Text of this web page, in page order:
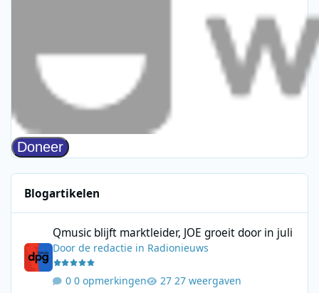
Blogartikelen
Qmusic blijft marktleider, JOE groeit door in juli
Doorde redactie in Radionieuws
0 opmerkingen 27 weergaven